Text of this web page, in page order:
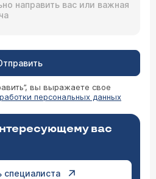
вы выражаете свое
персональных данных
вас
специалиста